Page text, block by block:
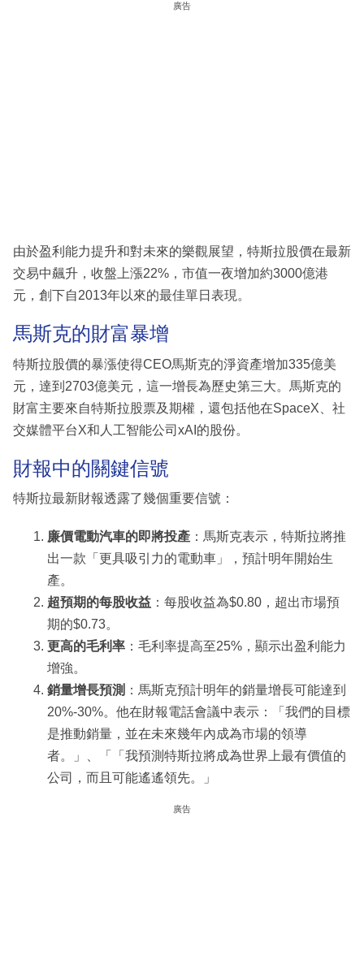
廣告
由於盈利能力提升和對未來的樂觀展望，特斯拉股價在最新
交易中飆升，收盤上漲22%，市值一夜增加約3000億港
元，創下自2013年以來的最佳單日表現。
馬斯克的財富暴增
特斯拉股價的暴漲使得CEO馬斯克的淨資產增加335億美
元，達到2703億美元，這一增長為歷史第三大。馬斯克的
財富主要來自特斯拉股票及期權，還包括他在SpaceX、社
交媒體平台X和人工智能公司xAI的股份。
財報中的關鍵信號
特斯拉最新財報透露了幾個重要信號：
廉價電動汽車的即將投產 ：馬斯克表示，特斯拉將推
出一款「更具吸引力的電動車」，預計明年開始生
產。
超預期的每股收益 ：每股收益為$0.80，超出市場預
期的$0.73。
更高的毛利率 ：毛利率提高至25%，顯示出盈利能力
增強。
銷量增長預測 ：馬斯克預計明年的銷量增長可能達到
20%-30%。他在財報電話會議中表示：「我們的目標
是推動銷量，並在未來幾年內成為市場的領導
者。」、「「我預測特斯拉將成為世界上最有價值的
公司，而且可能遙遙領先。」
廣告